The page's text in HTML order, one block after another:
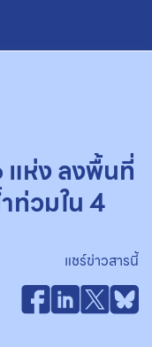
ห่ง ลงพื้นที่
ท่วมใน 4
แชร์ข่าวสารนี้